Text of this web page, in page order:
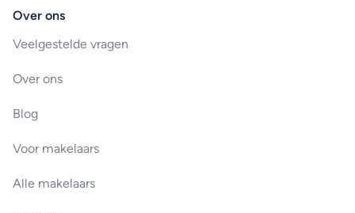
Over ons
Veelgestelde vragen
Over ons
Blog
Voor makelaars
Alle makelaars